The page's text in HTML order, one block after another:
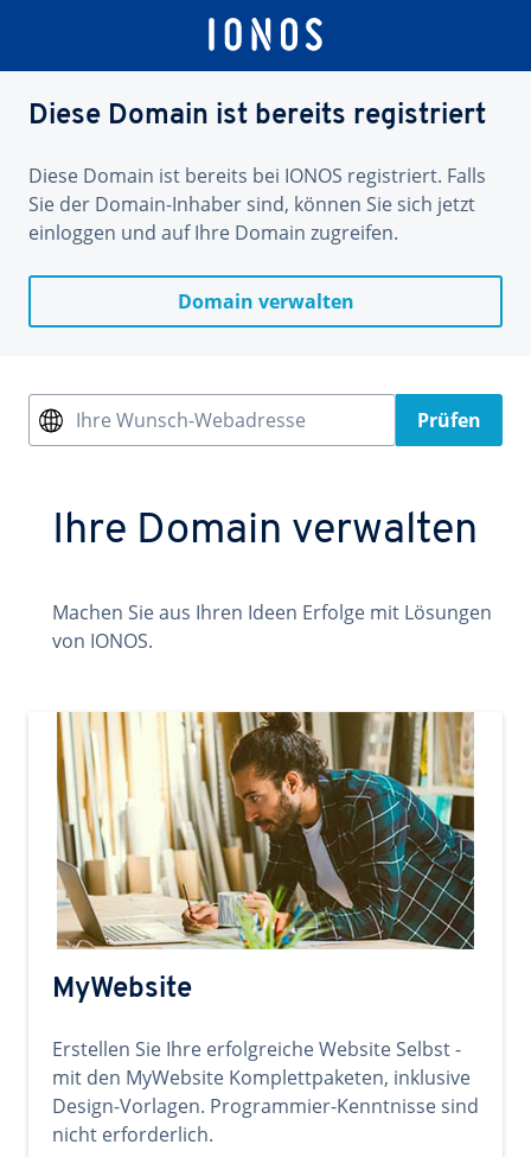
Diese Domain ist bereits registriert
Diese Domain ist bereits bei IONOS registriert. Falls
Sie der Domain-Inhaber sind, können Sie sich jetzt
einloggen und auf Ihre Domain zugreifen.
Domain verwalten
Ihre Wunsch-Webadresse Prüfen
Ihre Domain verwalten
Machen Sie aus Ihren Ideen Erfolge mit Lösungen
von IONOS.
MyWebsite
Erstellen Sie Ihre erfolgreiche Website Selbst -
mit den MyWebsite Komplettpaketen, inklusive
Design-Vorlagen. Programmier-Kenntnisse sind
nicht erforderlich.